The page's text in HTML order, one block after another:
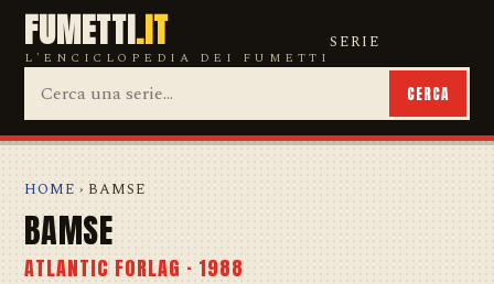
FUMETTI.IT
L'ENCICLOPEDIA DEI FUMETTI
SERIE
CERCA
HOME › BAMSE
BAMSE
ATLANTIC FORLAG · 1988